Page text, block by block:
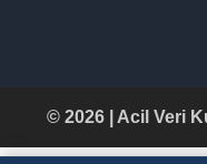
© 2026 | Acil Veri